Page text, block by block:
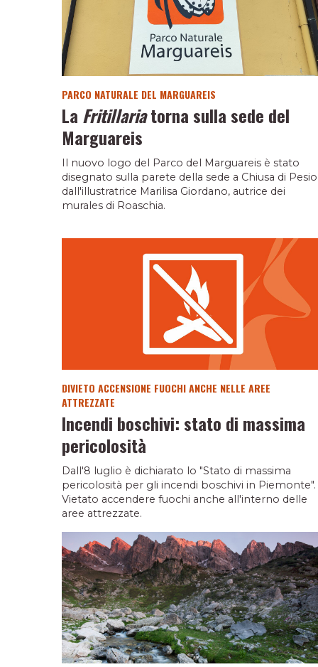
PARCO NATURALE DEL MARGUAREIS
La Fritillariatorna sulla sede del
Marguareis
Il nuovo logo del Parco del Marguareis è stato
disegnato sulla parete della sede a Chiusa di Pesio
dall'illustratrice Marilisa Giordano, autrice dei
murales di Roaschia.
DIVIETO ACCENSIONE FUOCHI ANCHE NELLE AREE
ATTREZZATE
Incendi boschivi: stato di massima
pericolosità
Dall'8 luglio è dichiarato lo "Stato di massima
pericolosità per gli incendi boschivi in Piemonte".
Vietato accendere fuochi anche all'interno delle
aree attrezzate.